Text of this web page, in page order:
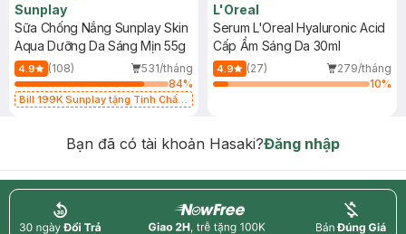
Sunplay
Sữa Chống Nắng Sunplay Skin
Aqua Dưỡng Da Sáng Mịn 55g
4.9 (108)
531/tháng
84%
Bill 199K Sunplay tặng Tinh Chất
L'Oreal
Serum L'Oreal Hyaluronic Acid
Cấp Ẩm Sáng Da 30ml
4.9 (27)
279/tháng
10%
Bạn đã có tài khoản Hasaki?Đăng nhập